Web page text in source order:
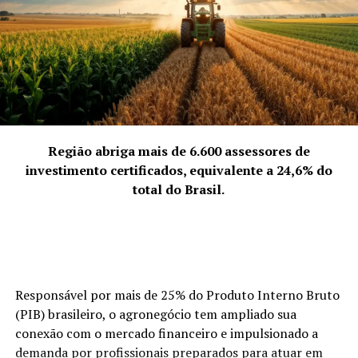
Além disso, temos hoje uma representatividade que
ultrapassa os limites da cidade, alcançando esferas
estaduais.”
4. A força coletiva que representam
“Representamos a quebra da solidão empreendedora.
Empreender pode ser um fardo se feito isoladamente,
mas, coletivamente, torna-se uma jornada
enriquecedora. Discutimos abertamente os desafios da
‘mulher multitarefa’ e transformamos essas dores em
ACIP Mulher.
Região abriga mais de 6.600 assessores de
investimento certificados, equivalente a 24,6% do
total do Brasil.
Responsável por mais de 25% do Produto Interno Bruto
(PIB) brasileiro, o agronegócio tem ampliado sua
conexão com o mercado financeiro e impulsionado a
demanda por profissionais preparados para atuar em